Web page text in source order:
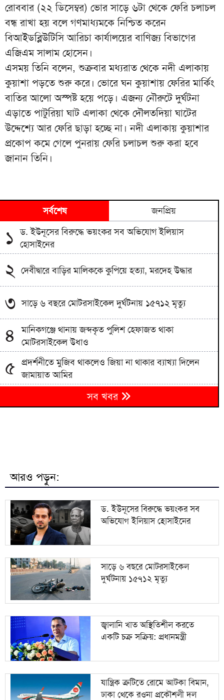
রোববার (২২ ডিসেম্বর) ভোর সাড়ে ৬টা থেকে ফেরি চলাচল
বন্ধ রাখা হয় বলে গণমাধ্যমকে নিশ্চিত করেন
বিআইডব্লিউটিসি আরিচা কার্যালয়ের বাণিজ্য বিভাগের
এজিএম সালাম হোসেন।
এসময় তিনি বলেন, শুক্রবার মধ্যরাত থেকে নদী এলাকায়
কুয়াশা পড়তে শুরু করে। ভোরে ঘন কুয়াশায় ফেরির মার্কিং
বাতির আলো অস্পষ্ট হয়ে পড়ে। এজন্য নৌরুটে দুর্ঘটনা
এড়াতে পাটুরিয়া ঘাট এলাকা থেকে দৌলতদিয়া ঘাটের
উদ্দেশ্যে আর ফেরি ছাড়া হচ্ছে না। নদী এলাকায় কুয়াশার
প্রকোপ কমে গেলে পুনরায় ফেরি চলাচল শুরু করা হবে
জানান তিনি।
সর্বশেষ জনপ্রিয়
১ ড. ইউনূসের বিরুদ্ধে ভয়ংকর সব অভিযোগ ইলিয়াস
হোসাইনের
২ দেবীদ্বারে বাড়ির মালিককে কুপিয়ে হত্যা, মরদেহ উদ্ধার
৩ সাড়ে ৬ বছরে মোটরসাইকেল দুর্ঘটনায় ১৫৭১২ মৃত্যু
৪
মানিকগঞ্জে থানায় জব্দকৃত পুলিশ হেফাজত থাকা
মোটরসাইকেল উধাও
৫ প্রদর্শনীতে মুজিব থাকলেও জিয়া না থাকার ব্যাখ্যা দিলেন
জামায়াত আমির
জামায়াতের প্রদর্শনীতে উঠে এলো ছাত্রদল নেতা আবিদের
জুলাইয়ের ভূমিকা
সম্পাদক সাঈদ পান্থ
৯ জামায়াত আমিরের
১০ জ্বালানি খাত অস্থিতিশীল করতে একটি চক্র সক্রিয়:
প্রধানমন্ত্রী
সব খবর
আরও পড়ুন:
ড. ইউনূসের বিরুদ্ধে ভয়ংকর সব
অভিযোগ ইলিয়াস হোসাইনের
সাড়ে ৬ বছরে মোটরসাইকেল
দুর্ঘটনায় ১৫৭১২ মৃত্যু
জ্বালানি খাত অস্থিতিশীল করতে
একটি চক্র সক্রিয়: প্রধানমন্ত্রী
যান্ত্রিক ত্রুটিতে রোমে আটকা বিমান,
ঢাকা থেকে রওনা প্রকৌশলী দল